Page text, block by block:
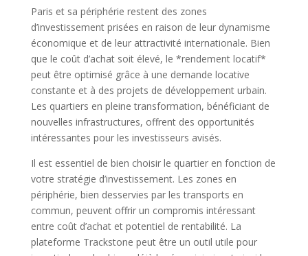
Paris et sa périphérie restent des zones
d’investissement prisées en raison de leur dynamisme
économique et de leur attractivité internationale. Bien
que le coût d’achat soit élevé, le *rendement locatif*
peut être optimisé grâce à une demande locative
constante et à des projets de développement urbain.
Les quartiers en pleine transformation, bénéficiant de
nouvelles infrastructures, offrent des opportunités
intéressantes pour les investisseurs avisés.
Il est essentiel de bien choisir le quartier en fonction de
votre stratégie d’investissement. Les zones en
périphérie, bien desservies par les transports en
commun, peuvent offrir un compromis intéressant
entre coût d’achat et potentiel de rentabilité. La
plateforme Trackstone peut être un outil utile pour